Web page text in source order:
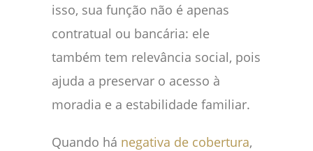
isso, sua função não é apenas
contratual ou bancária: ele
também tem relevância social, pois
ajuda a preservar o acesso à
moradia e a estabilidade familiar.
Quando há negativa de cobertura,